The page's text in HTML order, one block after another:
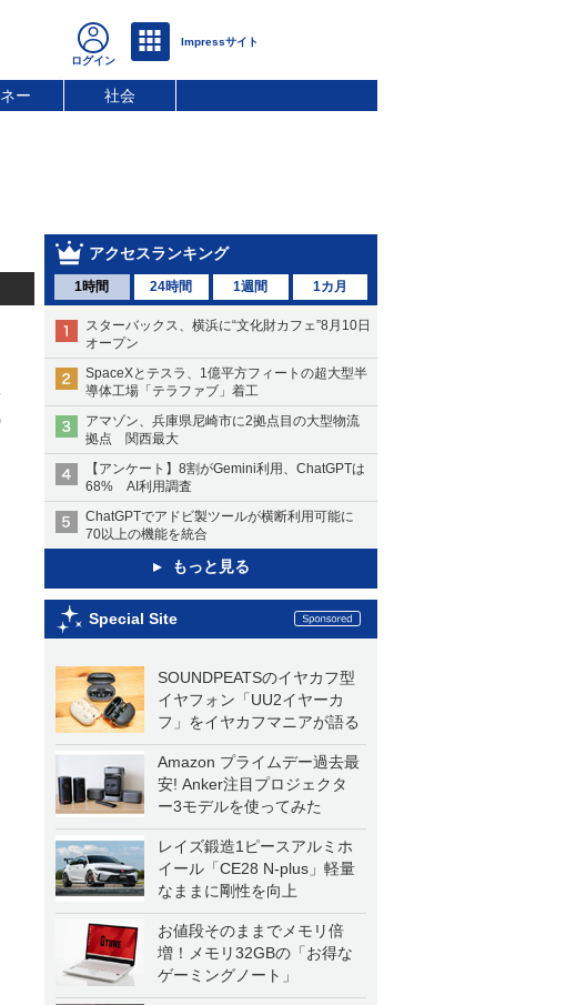
ー 社会
アクセスランキング
1時間 24時間 1週間 1カ月
スターバックス、横浜に“文化財カフェ”8月10日
オープン
SpaceXとテスラ、1億平方フィートの超大型半
導体工場「テラファブ」着工
アマゾン、兵庫県尼崎市に2拠点目の大型物流
拠点 関西最大
【アンケート】8割がGemini利用、ChatGPTは
68% AI利用調査
ChatGPTでアドビ製ツールが横断利用可能に
70以上の機能を統合
もっと見る
Special Site
SOUNDPEATSのイヤカフ型
イヤフォン「UU2イヤーカ
フ」をイヤカフマニアが語る
Amazon プライムデー過去最
安! Anker注目プロジェクタ
ー3モデルを使ってみた
レイズ鍛造1ピースアルミホ
イール「CE28 N-plus」軽量
なままに剛性を向上
お値段そのままでメモリ倍
増！メモリ32GBの「お得な
ゲーミングノート」